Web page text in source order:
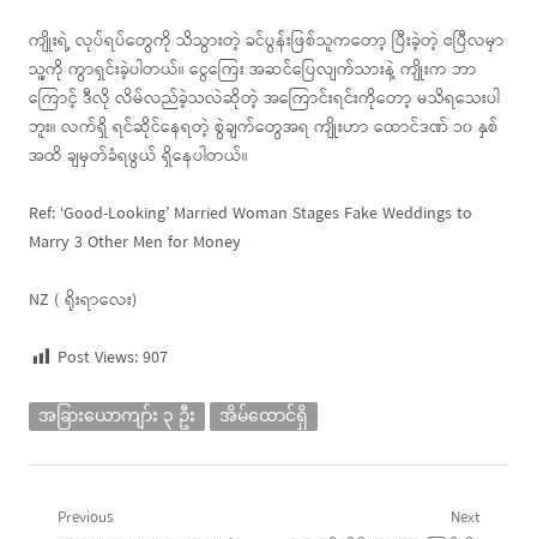
ကျိုးရဲ့ လုပ်ရပ်တွေကို သိသွားတဲ့ ခင်ပွန်းဖြစ်သူကတော့ ပြီးခဲ့တဲ့ ဧပြီလမှာ
သူ့ကို ကွာရှင်းခဲ့ပါတယ်။ ငွေကြေး အဆင်ပြေလျက်သားနဲ့ ကျိုးက ဘာ
ကြောင့် ဒီလို လိမ်လည်ခဲ့သလဲဆိုတဲ့ အကြောင်းရင်းကိုတော့ မသိရသေးပါ
ဘူး။ လက်ရှိ ရင်ဆိုင်နေရတဲ့ စွဲချက်တွေအရ ကျိုးဟာ ထောင်ဒဏ် ၁၀ နှစ်
အထိ ချမှတ်ခံရဖွယ် ရှိနေပါတယ်။
Ref: ‘Good-Looking’ Married Woman Stages Fake Weddings to
Marry 3 Other Men for Money
NZ ( ရိုးရာလေး)
Post Views:907
အခြားယောကျာ်း ၃ ဦး အိမ်ထောင်ရှိ
PostPrevious Next